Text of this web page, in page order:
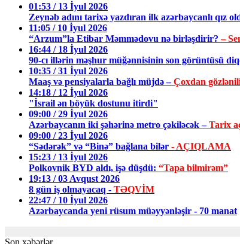
01:53 / 13 İyul 2026
Zeynəb adını tarixə yazdıran ilk azərbaycanlı qız
11:05 / 10 İyul 2026
“Arzum”la Etibar Məmmədovu nə birləşdirir?–
16:44 / 18 İyul 2026
90-cı illərin məşhur müğənnisinin son görüntüsü
10:35 / 31 İyul 2026
Maaş və pensiyalarla bağlı müjdə –Çoxdan
14:18 / 12 İyul 2026
"İsrail ən böyük dostunu itirdi"
09:00 / 29 İyul 2026
Azərbaycanın iki şəhərinə metro çəkiləcək –Tarix
09:00 / 23 İyul 2026
“Sədərək” və “Binə” bağlana bilər - AÇIQLAMA
15:23 / 13 İyul 2026
Polkovnik BYD aldı, işə düşdü: “Tapa bilmirəm”
19:13 / 03 Avqust 2026
8 gün iş olmayacaq - TƏQVİM
22:47 / 10 İyul 2026
Azərbaycanda yeni rüsum müəyyənləşir - 70 manat
Son xəbərlər